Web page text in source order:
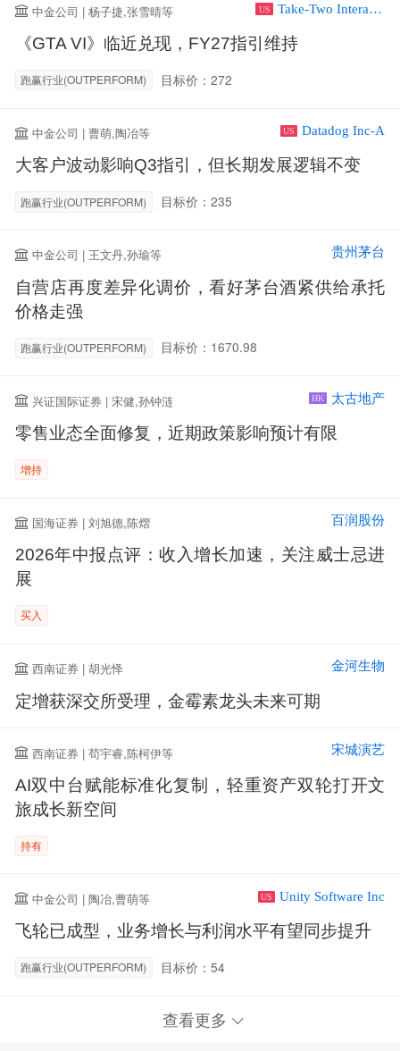
中金公司 | 杨子捷,张雪晴等 US Take-Two Interactive Software Inc
《GTA VI》临近兑现，FY27指引维持
跑赢行业(OUTPERFORM) 目标价：272
中金公司 | 曹萌,陶冶等 US Datadog Inc-A
大客户波动影响Q3指引，但长期发展逻辑不变
跑赢行业(OUTPERFORM) 目标价：235
中金公司 | 王文丹,孙瑜等 贵州茅台
自营店再度差异化调价，看好茅台酒紧供给承托
价格走强
跑赢行业(OUTPERFORM) 目标价：1670.98
兴证国际证券 | 宋健,孙钟涟 HK 太古地产
零售业态全面修复，近期政策影响预计有限
增持
国海证券 | 刘旭德,陈熠 百润股份
2026年中报点评：收入增长加速，关注威士忌进
展
买入
西南证券 | 胡光怿 金河生物
定增获深交所受理，金霉素龙头未来可期
西南证券 | 苟宇睿,陈柯伊等 宋城演艺
AI双中台赋能标准化复制，轻重资产双轮打开文
旅成长新空间
持有
中金公司 | 陶冶,曹萌等 US Unity Software Inc
飞轮已成型，业务增长与利润水平有望同步提升
跑赢行业(OUTPERFORM) 目标价：54
查看更多